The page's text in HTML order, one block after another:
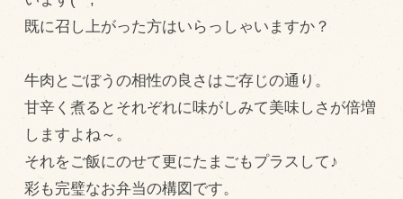
既に召し上がった方はいらっしゃいますか？
牛肉とごぼうの相性の良さはご存じの通り。
甘辛く煮るとそれぞれに味がしみて美味しさが倍増
しますよね～。
それをご飯にのせて更にたまごもプラスして♪
彩も完璧なお弁当の構図です。
牧場のご紹介
飼育している牛について
環境・堆肥リサイクル
販売加工場